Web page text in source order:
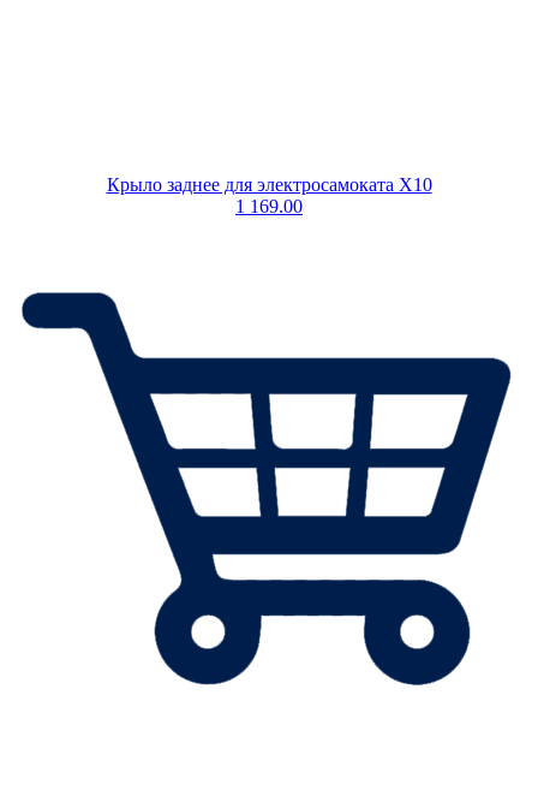
Крыло заднее для электросамоката X10
1 169.00